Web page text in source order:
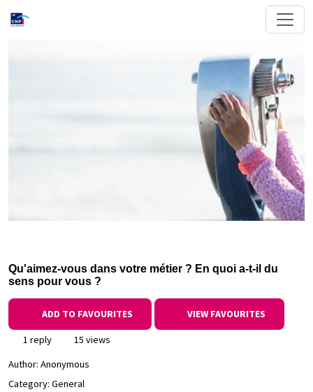
Qu'aimez-vous dans votre métier ? En quoi a-t-il du
sens pour vous ?
ADD TO FAVOURITES VIEW FAVOURITES
1 reply
15 views
Author: Anonymous
Category: General